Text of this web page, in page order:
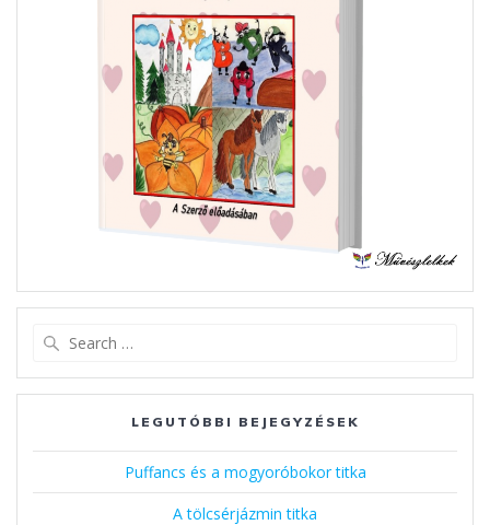
LEGUTÓBBI BEJEGYZÉSEK
Puffancs és a mogyoróbokor titka
A tölcsérjázmin titka